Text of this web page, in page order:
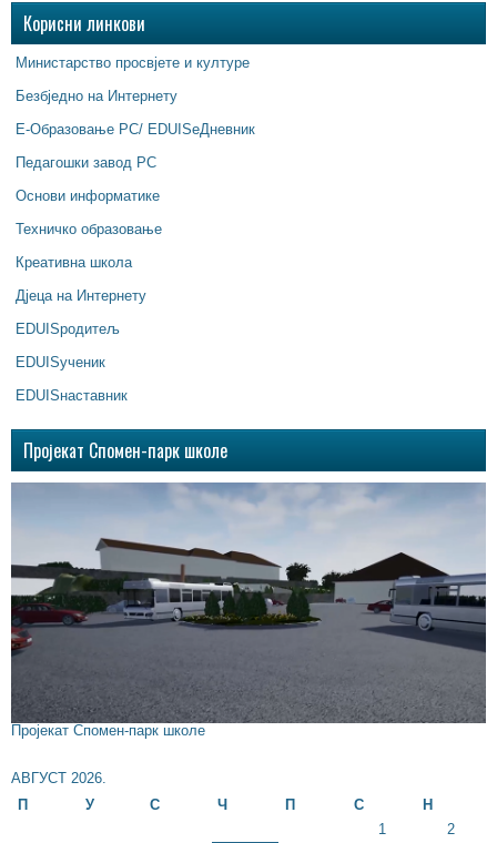
Корисни линкови
Министарство просвјете и културе
Безбједно на Интернету
Е-Образовање РС/ EDUISeДневник
Педагошки завод РС
Основи информатике
Техничко образовање
Креативна школа
Дјеца на Интернету
EDUISродитељ
EDUISученик
EDUISнаставник
Пројекат Спомен-парк школе
Пројекат Спомен-парк школе
АВГУСТ 2026.
П
У С Ч П С Н
1
2